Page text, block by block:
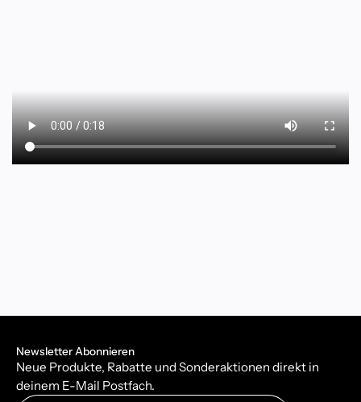
Newsletter Abonnieren
Neue Produkte, Rabatte und Sonderaktionen direkt in
deinem E-Mail Postfach.